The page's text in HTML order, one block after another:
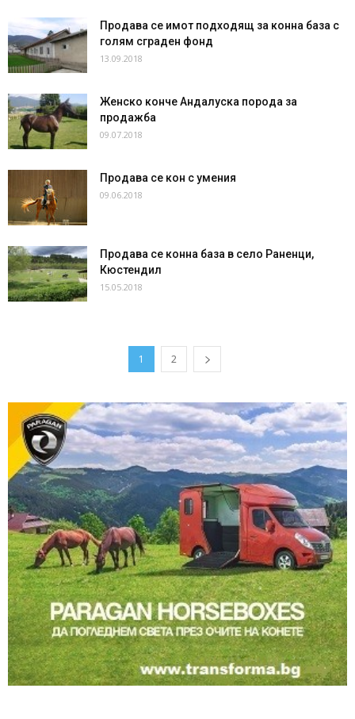
Продава се имот подходящ за конна база с
голям сграден фонд
13.09.2018
Женско конче Андалуска порода за
продажба
09.07.2018
Продава се кон с умения
09.06.2018
Продава се конна база в село Раненци,
Кюстендил
15.05.2018
1 2